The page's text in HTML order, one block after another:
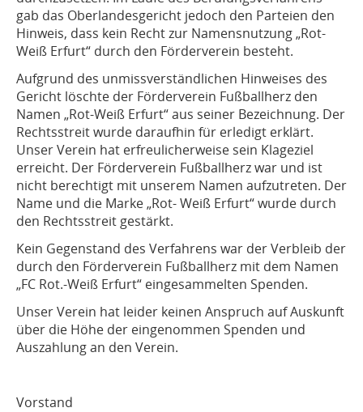
gab das Oberlandesgericht jedoch den Parteien den
Hinweis, dass kein Recht zur Namensnutzung „Rot-
Weiß Erfurt“ durch den Förderverein besteht.
Aufgrund des unmissverständlichen Hinweises des
Gericht löschte der Förderverein Fußballherz den
Namen „Rot-Weiß Erfurt“ aus seiner Bezeichnung. Der
Rechtsstreit wurde daraufhin für erledigt erklärt.
Unser Verein hat erfreulicherweise sein Klageziel
erreicht. Der Förderverein Fußballherz war und ist
nicht berechtigt mit unserem Namen aufzutreten. Der
Name und die Marke „Rot- Weiß Erfurt“ wurde durch
den Rechtsstreit gestärkt.
Kein Gegenstand des Verfahrens war der Verbleib der
durch den Förderverein Fußballherz mit dem Namen
„FC Rot.-Weiß Erfurt“ eingesammelten Spenden.
Unser Verein hat leider keinen Anspruch auf Auskunft
über die Höhe der eingenommen Spenden und
Auszahlung an den Verein.
Vorstand